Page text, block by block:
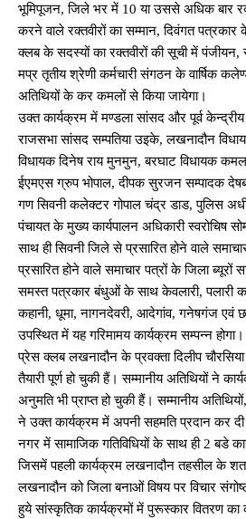
भूमिपूजन, जिले भर में 10 या उससे अधिक बार
करने वाले रक्तवीरों का सम्मान, दिवंगत
क्लब के सदस्यों का रक्तवीरों की सूची में
मप्र तृतीय श्रेणी कर्मचारी संगठन के वार्षिक
अतिथियों के कर कमलों से किया जायेगा।
उक्त कार्यक्रम में मण्डला सांसद और पूर्व
राजसभा सांसद सम्पतिया उइके, लखनादौन
विधायक दिनेष राय मुनमुन, बरघाट विधायक
ईएमएस ग्रुप भोपाल, दीपक सुरजन सम्पादक
गण सिवनी कलेक्टर गोपाल चंद्र डाड, पुलिस
पंचायत के मुख्य कार्यपालन अधिकारी स्वरोचिष
साथ ही सिवनी जिले से प्रसारित होने वाले
प्रसारित होने वाले समाचार पत्रों के जिला ब्यूरों
समस्त पत्रकार बंधुओं के साथ केवलारी, पलारी
कहानी, धूमा, नागनदेवरी, आदेगांव, गनेषगंज एवं
उपस्थित में यह गरिमामय कार्यक्रम सम्पन्न
प्रेस क्लब लखनादौन के प्रवक्ता दिलीप चौरसिया
तैयारी पूर्ण हो चुकी हैं। सम्मानीय अतिथियों ने
अनुमति भी प्राप्त हो चुकी हैं। सम्मानीय
ने उक्त कार्यक्रम में अपनी सहमति प्रदान कर
नगर में सामाजिक गतिविधियों के साथ ही 2 बडे
जिसमें पहली कार्यक्रम लखनादौन तहसील के
लखनादौन को जिला बनाओं विषय पर विचार
हुये सांस्कृतिक कार्यक्रमों में पुरूस्कार वितरण